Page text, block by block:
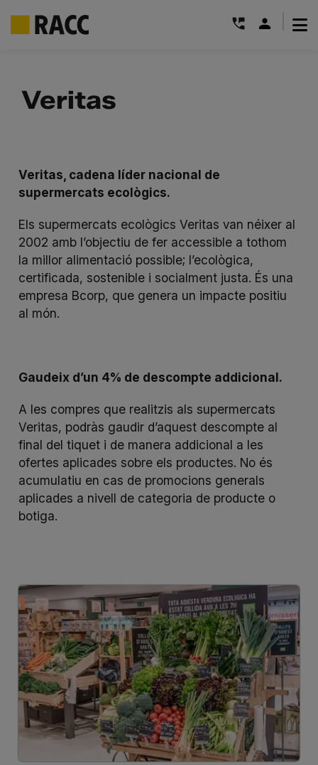
contentVeritas
Veritas, cadena líder nacional de
supermercats ecològics.
Els supermercats ecològics Veritas van néixer al
2002 amb l’objectiu de fer accessible a tothom
la millor alimentació possible; l’ecològica,
certificada, sostenible i socialment justa. És una
empresa Bcorp, que genera un impacte positiu
al món.
Gaudeix d’un 4% de descompte addicional.
A les compres que realitzis als supermercats
Veritas, podràs gaudir d’aquest descompte al
final del tiquet i de manera addicional a les
ofertes aplicades sobre els productes. No és
acumulatiu en cas de promocions generals
aplicades a nivell de categoria de producte o
botiga.